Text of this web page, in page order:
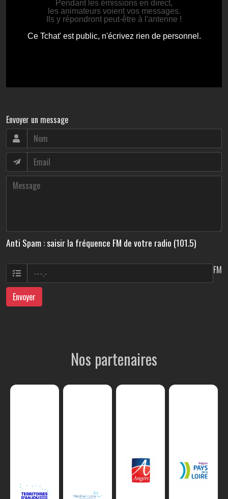
Envoyer un message
Anti Spam : saisir la fréquence FM de votre radio (101.5)
FM
Envoyer
Nos partenaires